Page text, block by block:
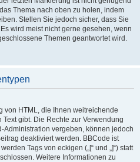
Thema nach oben zu holen, indem
Stellen Sie jedoch sicher, dass Sie
wird meist nicht gerne gesehen, wenn
Themen geantwortet wird.
von HTML, die Ihnen weitreichende
gibt. Die Rechte zur Verwendung
vergeben, können jedoch
deaktiviert werden. BBCode ist
Tags von eckigen („[“ und „]“) statt
Weitere Informationen zu